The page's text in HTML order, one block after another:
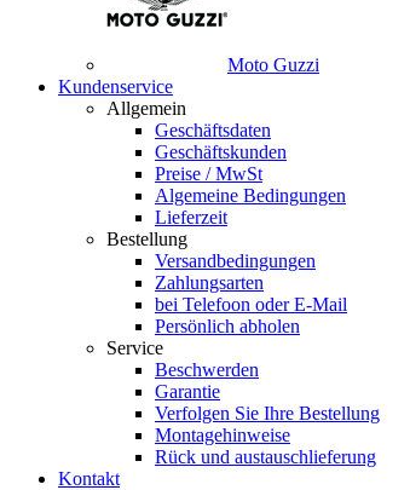
Moto Guzzi
Kundenservice
Allgemein
Geschäftsdaten
Geschäftskunden
Preise / MwSt
Algemeine Bedingungen
Lieferzeit
Bestellung
Versandbedingungen
Zahlungsarten
bei Telefoon oder E-Mail
Persönlich abholen
Service
Beschwerden
Garantie
Verfolgen Sie Ihre Bestellung
Montagehinweise
Rück und austauschlieferung
Kontakt